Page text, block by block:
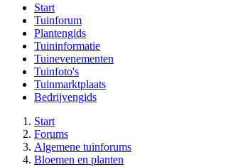
Start
Tuinforum
Plantengids
Tuininformatie
Tuinevenementen
Tuinfoto's
Tuinmarktplaats
Bedrijvengids
Start
Forums
Algemene tuinforums
Bloemen en planten